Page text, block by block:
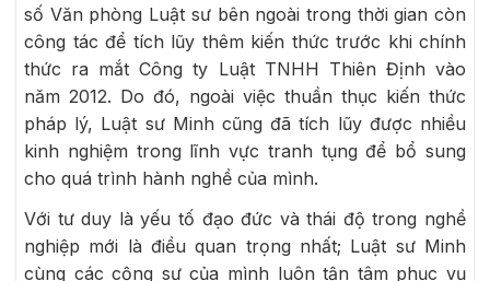
số Văn phòng Luật sư bên ngoài trong thời gian còn
công tác để tích lũy thêm kiến thức trước khi chính
thức ra mắt Công ty Luật TNHH Thiên Định vào
năm 2012. Do đó, ngoài việc thuần thục kiến thức
pháp lý, Luật sư Minh cũng đã tích lũy được nhiều
kinh nghiệm trong lĩnh vực tranh tụng để bổ sung
cho quá trình hành nghề của mình.
Với tư duy là yếu tố đạo đức và thái độ trong nghề
nghiệp mới là điều quan trọng nhất; Luật sư Minh
cùng các cộng sự của mình luôn tận tâm phục vụ